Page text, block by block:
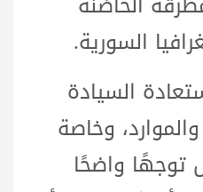
السورية.
السيادة
وخاصة
توجهًا واضحًا